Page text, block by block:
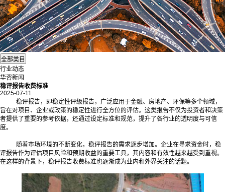
行业动态
华咨新闻
稳评报告收费标准
2025-07-11
稳评报告，即稳定性评级报告，广泛应用于金融、房地产、环保等多个领域，
旨在对项目、企业或政策的稳定性进行全方位的评估。这类报告不仅为投资者和决策
者提供了重要的参考依据，还通过设定标准和规范，提升了各行业的透明度与可信
度。
随着市场环境的不断变化，稳评报告的需求逐步增加。企业在寻求资金时，稳
评报告作为评估项目风险和预期收益的重要工具，其内容和有效性越来越受到重视。
在这样的背景下，稳评报告收费标准也逐渐成为业内和外界关注的话题。